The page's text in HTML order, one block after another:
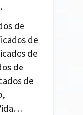
de
de
de
de
de